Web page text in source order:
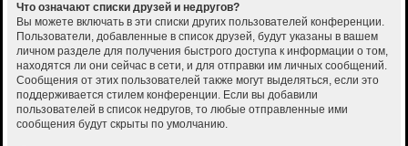
Что означают списки друзей и недругов?
Вы можете включать в эти списки других пользователей конференции.
Пользователи, добавленные в список друзей, будут указаны в вашем
личном разделе для получения быстрого доступа к информации о том,
находятся ли они сейчас в сети, и для отправки им личных сообщений.
Сообщения от этих пользователей также могут выделяться, если это
поддерживается стилем конференции. Если вы добавили
пользователей в список недругов, то любые отправленные ими
сообщения будут скрыты по умолчанию.